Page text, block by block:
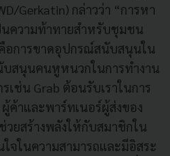
Gerkatin) กล่าวว่า “การหา
นความท้าทายสำหรับชุมชน
อการขาดอุปกรณ์สนับสนุนใน
บสนุนคนหูหนวกในการทำงาน
เช่น Grab ต้อนรับเราในการ
าและพาร์ทเนอร์ผู้ส่งของ
ยสร้างพลังให้กับสมาชิกใน
จในความสามารถและมีอิสระ